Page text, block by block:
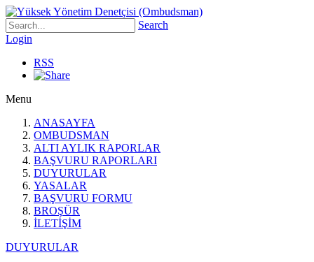
Search
Login
RSS
Menu
ANASAYFA
OMBUDSMAN
ALTI AYLIK RAPORLAR
BAŞVURU RAPORLARI
DUYURULAR
YASALAR
BAŞVURU FORMU
BROŞÜR
İLETİŞİM
DUYURULAR